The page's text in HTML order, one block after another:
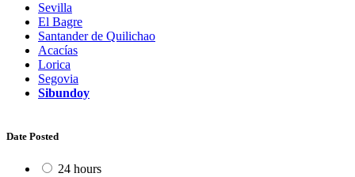
Sevilla
El Bagre
Santander de Quilichao
Acacías
Lorica
Segovia
Sibundoy
Date Posted
24 hours